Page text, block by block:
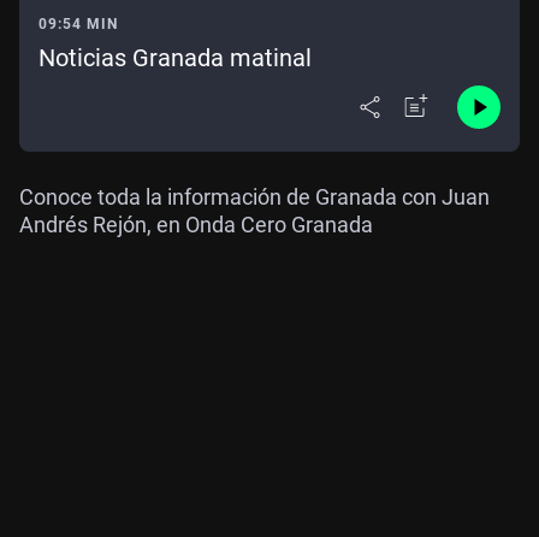
09:54 MIN
Noticias Granada matinal
Conoce toda la información de Granada con Juan
Andrés Rejón, en Onda Cero Granada